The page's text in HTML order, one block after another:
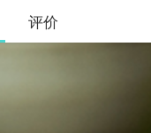
评价